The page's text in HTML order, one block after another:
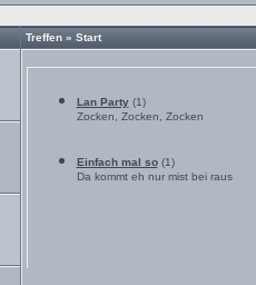
Treffen » Start
Lan Party(1)
Zocken, Zocken, Zocken
Einfach mal so(1)
Da kommt eh nur mist bei raus